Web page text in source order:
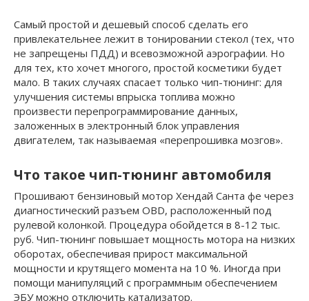
Самый простой и дешевый способ сделать его
привлекательнее лежит в тонировании стекол (тех, что
не запрещены ПДД) и всевозможной аэрографии. Но
для тех, кто хочет многого, простой косметики будет
мало. В таких случаях спасает только чип-тюнинг: для
улучшения системы впрыска топлива можно
произвести перепрограммирование данных,
заложенных в электронный блок управления
двигателем, так называемая «перепрошивка мозгов».
Что такое чип-тюнинг автомобиля
Прошивают бензиновый мотор Хендай Санта фе через
диагностический разъем OBD, расположенный под
рулевой колонкой. Процедура обойдется в 8-12 тыс.
руб. Чип-тюнинг повышает мощность мотора на низких
оборотах, обеспечивая прирост максимальной
мощности и крутящего момента на 10 %. Иногда при
помощи манипуляций с программным обеспечением
ЭБУ можно отключить катализатор.